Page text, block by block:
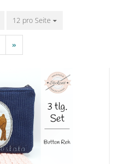
12 pro Seite
pro Seite
»